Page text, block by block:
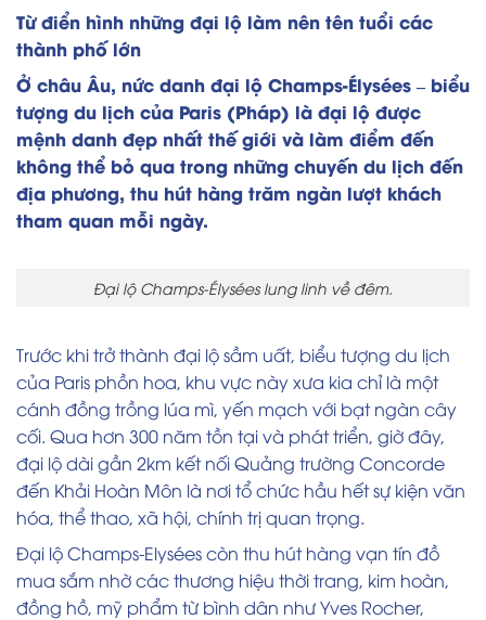
Từ điển hình những đại lộ làm nên tên tuổi các
thành phố lớn
Ở châu Âu, nức danh đại lộ Champs-Élysées – biểu
tượng du lịch của Paris (Pháp) là đại lộ được
mệnh danh đẹp nhất thế giới và làm điểm đến
không thể bỏ qua trong những chuyến du lịch đến
địa phương, thu hút hàng trăm ngàn lượt khách
tham quan mỗi ngày.
Đại lộ Champs-Élysées lung linh về đêm.
Trước khi trở thành đại lộ sầm uất, biểu tượng du lịch
của Paris phồn hoa, khu vực này xưa kia chỉ là một
cánh đồng trồng lúa mì, yến mạch với bạt ngàn cây
cối. Qua hơn 300 năm tồn tại và phát triển, giờ đây,
đại lộ dài gần 2km kết nối Quảng trường Concorde
đến Khải Hoàn Môn là nơi tổ chức hầu hết sự kiện văn
hóa, thể thao, xã hội, chính trị quan trọng.
Đại lộ Champs-Elysées còn thu hút hàng vạn tín đồ
mua sắm nhờ các thương hiệu thời trang, kim hoàn,
đồng hồ, mỹ phẩm từ bình dân như Yves Rocher,